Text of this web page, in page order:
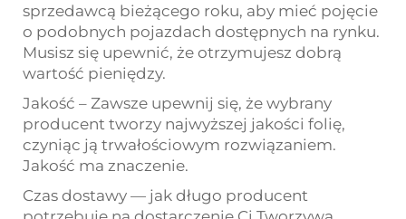
sprzedawcą bieżącego roku, aby mieć pojęcie
o podobnych pojazdach dostępnych na rynku.
Musisz się upewnić, że otrzymujesz dobrą
wartość pieniędzy.
Jakość – Zawsze upewnij się, że wybrany
producent tworzy najwyższej jakości folię,
czyniąc ją trwałościowym rozwiązaniem.
Jakość ma znaczenie.
Czas dostawy — jak długo producent